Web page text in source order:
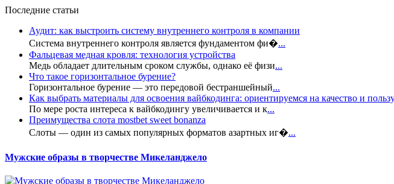
Последние статьи
Аудит: как выстроить систему внутреннего контроля в компании
Система внутреннего контроля является фундаментом фи�...
Фальцевая медная кровля: технология устройства
Медь обладает длительным сроком службы, однако её физи...
Что такое горизонтальное бурение?
Горизонтальное бурение — это передовой бестраншейный...
Как выбрать материалы для освоения вайбкодинга: ориентируемся на качество и
По мере роста интереса к вайбкодингу увеличивается и к...
Преимущества слота mostbet sweet bonanza
Слоты — один из самых популярных форматов азартных иг�...
Мужские образы в творчестве Микеланджело